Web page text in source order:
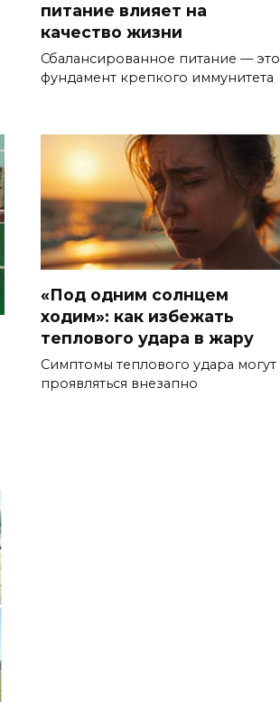
питание влияет на
качество жизни
Сбалансированное питание — это
фундамент крепкого иммунитета
«Под одним солнцем
ходим»: как избежать
теплового удара в жару
Симптомы теплового удара могут
проявляться внезапно